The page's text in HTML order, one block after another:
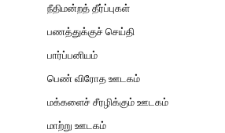
நீதிமன்றத் தீர்ப்புகள்
பணத்துக்குச் செய்தி
பார்ப்பனியம்
பெண் விரோத ஊடகம்
மக்களைச் சீரழிக்கும் ஊடகம்
மாற்று ஊடகம்